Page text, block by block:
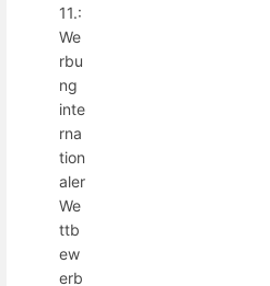
11.:
We
rbu
ng
inte
rna
tion
aler
We
ttb
ew
erb